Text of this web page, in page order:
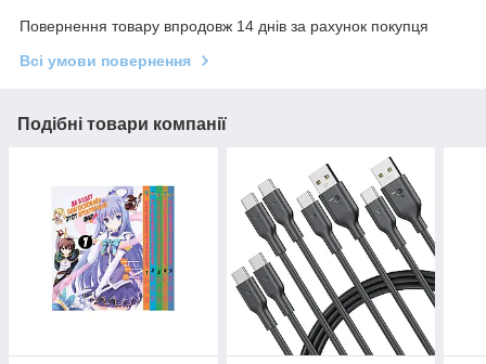
Повернення товару впродовж 14 днів за рахунок покупця
Всі умови повернення
Подібні товари компанії